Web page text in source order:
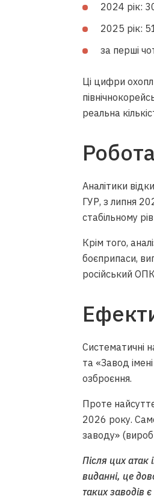
2024 рік:
2025 рік:
за перші
Ці цифри
реальна
Аналітики
ГУР, з липня
стабільному
Крім того,
боєприпаси,
російський
Систематичні
та «Завод
озброєння.
Проте
2026 року.
заводу»
Після цих атак
виданні, це
таких заводів